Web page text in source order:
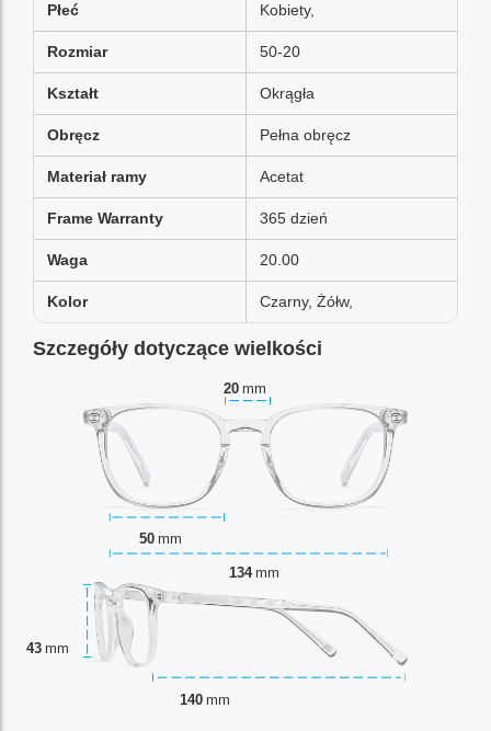
Płeć Kobiety,
Rozmiar 50-20
Kształt Okrągła
Obręcz Pełna obręcz
Materiał ramy Acetat
Frame Warranty 365 dzień
Waga 20.00
Kolor Czarny, Żółw,
Szczegóły dotyczące wielkości
20 mm
50 mm
43 mm
134 mm
140 mm